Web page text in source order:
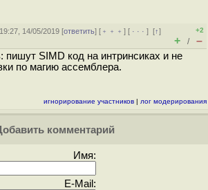
14/05/2019 [ответить] [ ﹢﹢﹢] [ · · ·][↑]
+2
+ / –
SIMD код на интринсиках и не
по магию ассемблера.
игнорирование участников | лог модерирования
комментарий
Имя:
E-Mail: